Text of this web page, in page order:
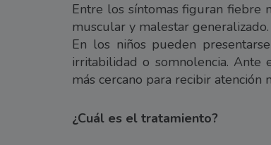
Entre los síntomas figuran fiebre
muscular y malestar generalizado.
En los niños pueden
irritabilidad o somnolencia. Ante
más cercano para recibir atención
¿Cuál es el tratamiento?